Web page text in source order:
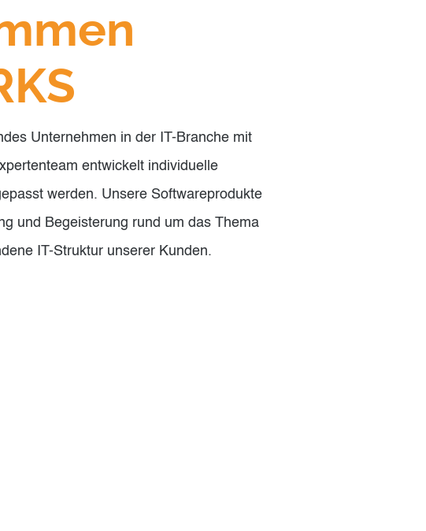
Unternehmen in der IT-Branche mit
entwickelt individuelle
werden. Unsere Softwareprodukte
und Begeisterung rund um das Thema
IT-Struktur unserer Kunden.